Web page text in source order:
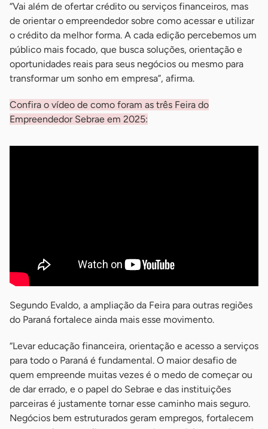
“Vai além de ofertar crédito ou serviços financeiros, mas
de orientar o empreendedor sobre como acessar e utilizar
o crédito da melhor forma. A cada edição percebemos um
público mais focado, que busca soluções, orientação e
oportunidades reais para seus negócios ou mesmo para
transformar um sonho em empresa”, afirma.
Confira o vídeo de como foram as três Feira do
Empreendedor Sebrae em 2025:
Segundo Evaldo, a ampliação da Feira para outras regiões
do Paraná fortalece ainda mais esse movimento.
“Levar educação financeira, orientação e acesso a serviços
para todo o Paraná é fundamental. O maior desafio de
quem empreende muitas vezes é o medo de começar ou
de dar errado, e o papel do Sebrae e das instituições
parceiras é justamente tornar esse caminho mais seguro.
Negócios bem estruturados geram empregos, fortalecem